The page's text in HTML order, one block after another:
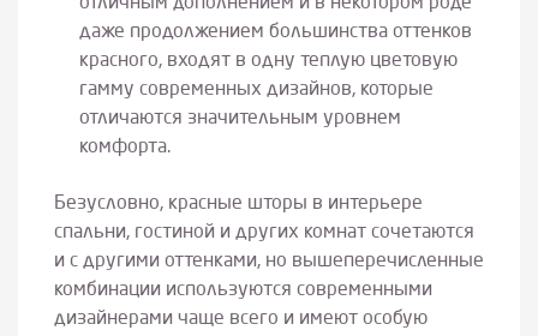
даже продолжением большинства оттенков
красного, входят в одну теплую цветовую
гамму современных дизайнов, которые
отличаются значительным уровнем
комфорта.
Безусловно, красные шторы в интерьере
спальни, гостиной и других комнат сочетаются
и с другими оттенками, но вышеперечисленные
комбинации используются современными
дизайнерами чаще всего и имеют особую